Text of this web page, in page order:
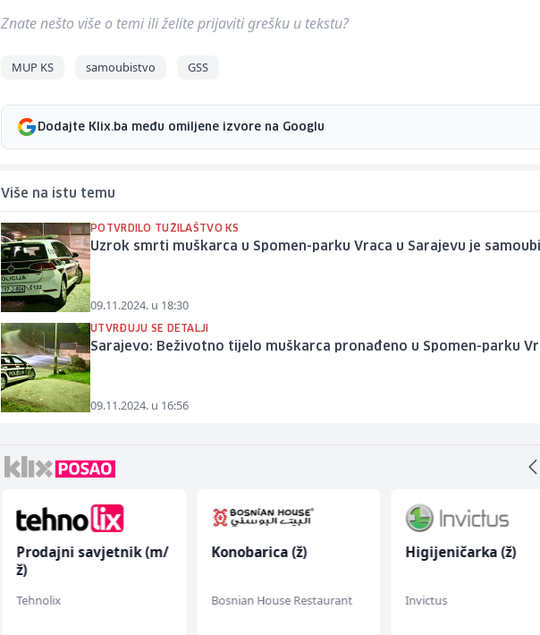
Znate nešto više o temi ili želite prijaviti grešku u tekstu?
MUP KS samoubistvo GSS
Dodajte Klix.ba među omiljene izvore na Googlu
Više na istu temu
POTVRDILO TUŽILAŠTVO KS
Uzrok smrti muškarca u Spomen-parku Vraca u Sarajevu je
09.11.2024. u 18:30
UTVRĐUJU SE DETALJI
Sarajevo: Beživotno tijelo muškarca pronađeno u Spomen-parku
09.11.2024. u 16:56
Prodajni savjetnik (m/
ž)
Tehnolix
Konobarica (ž)
Bosnian House Restaurant
Higijeničarka (ž)
Invictus